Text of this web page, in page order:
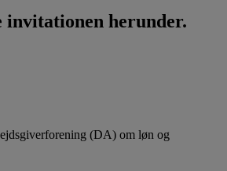
invitationen herunder.
(DA) om løn og